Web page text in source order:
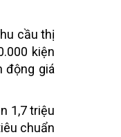
cầu thị
kiện
động giá
1,7 triệu
chuẩn